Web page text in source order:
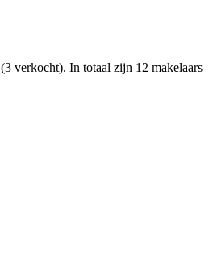
(3 verkocht). In totaal zijn 12 makelaars